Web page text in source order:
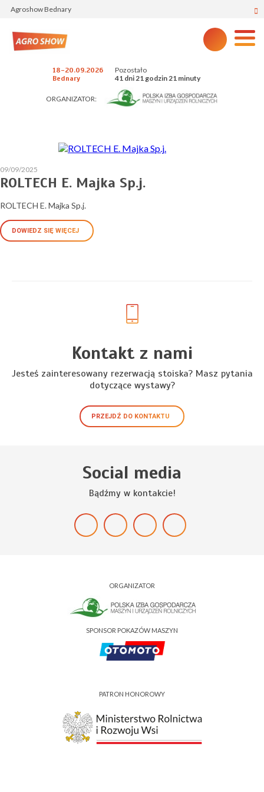
Agroshow Bednary
18-20.09.2026
Bednary
Pozostało
41 dni 21 godzin 21 minuty
ORGANIZATOR:
09/09/2025
ROLTECH E. Majka Sp.j.
ROLTECH E. Majka Sp.j.
DOWIEDZ SIĘ WIĘCEJ
Kontakt z nami
Jesteś zainteresowany rezerwacją stoiska? Masz pytania
dotyczące wystawy?
PRZEJDŹ DO KONTAKTU
Social media
Bądźmy w kontakcie!
ORGANIZATOR
SPONSOR POKAZÓW MASZYN
PATRON HONOROWY